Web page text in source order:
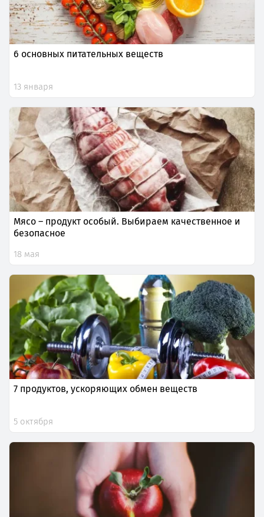
6 основных питательных веществ
13 января
Мясо – продукт особый. Выбираем качественное и
безопасное
18 мая
7 продуктов, ускоряющих обмен веществ
5 октября